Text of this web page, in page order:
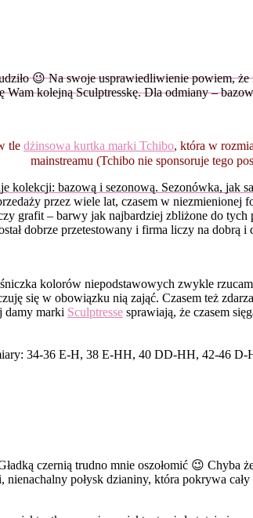
😉 Na swoje usprawiedliwienie
kolejną Sculptresskę. Dla odmiany –
tle dżinsowa kurtka marki Tchibo, która w
mainstreamu (Tchibo nie sponsoruje tego
bazową i sezonową. Sezonówka, jak
przez wiele lat, czasem w
grafit – barwy jak najbardziej zbliżone do
dobrze przetestowany i firma liczy na dobrą i
kolorów niepodstawowych zwykle
się w obowiązku nią zająć. Czasem też
damy marki Sculptresse sprawiają, że czasem
34-36 E-H, 38 E-HH, 40 DD-HH, 42-46 D-
czernią trudno mnie oszołomić 😉
połysk dzianiny, która pokrywa